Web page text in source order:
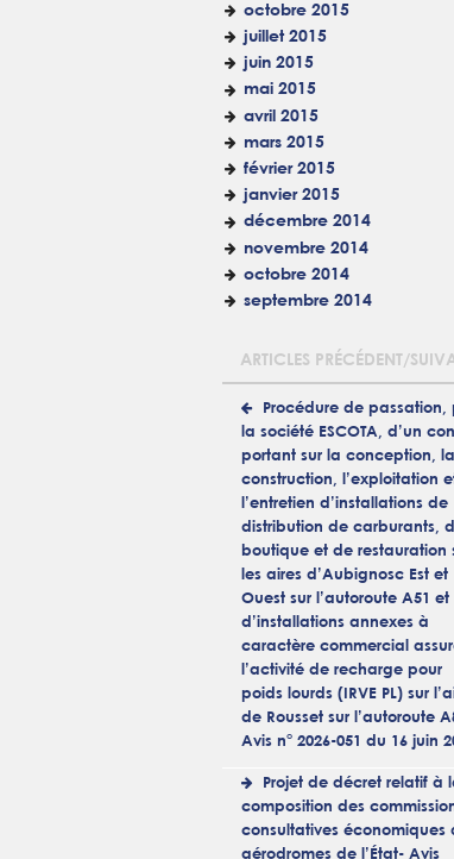
octobre 2015
juillet 2015
juin 2015
mai 2015
avril 2015
mars 2015
février 2015
janvier 2015
décembre 2014
novembre 2014
octobre 2014
septembre 2014
ARTICLES PRÉCÉDENT/
Procédure de passation,
la société ESCOTA, d’un
portant sur la conception, la
construction, l’exploitation
l’entretien d’installations de
distribution de carburants,
boutique et de restauration
les aires d’Aubignosc Est et
Ouest sur l’autoroute A51 et
d’installations annexes à
caractère commercial
l’activité de recharge pour
poids lourds (IRVE PL) sur
de Rousset sur l’autoroute
Avis n° 2026-051 du 16 juin
Projet de décret relatif à
composition des
consultatives économiques
aérodromes de l’État- Avis